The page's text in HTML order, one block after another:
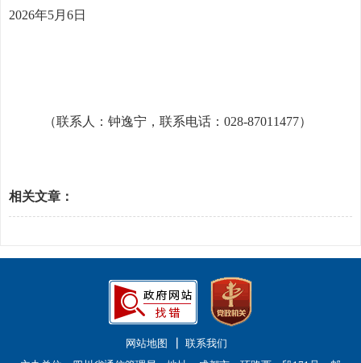
2026年5月6日
（联系人：钟逸宁，联系电话：028-87011477）
相关文章：
网站地图
联系我们